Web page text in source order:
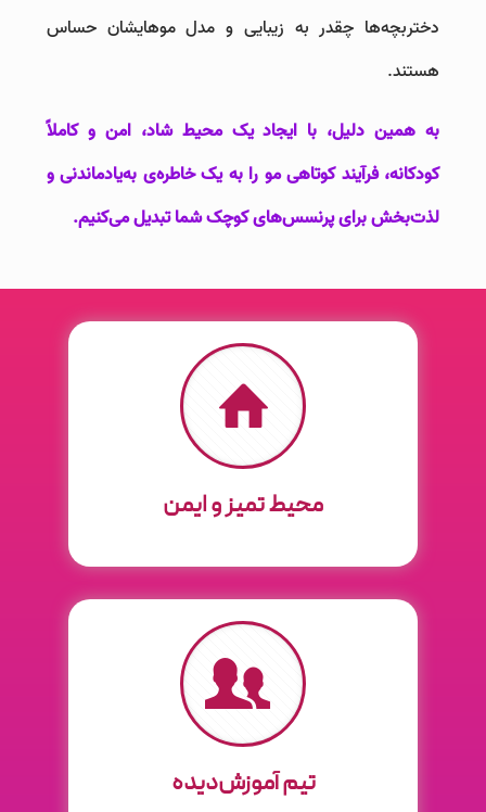
دختربچه‌ها چقدر به زیبایی و مدل موهایشان حساس
هستند.
به همین دلیل، با ایجاد یک محیط شاد، امن و کاملاً
کودکانه، فرآیند کوتاهی مو را به یک خاطره‌ی به‌یادماندنی و
لذت‌بخش برای پرنسس‌های کوچک شما تبدیل می‌کنیم.
محیط تمیز و ایمن
تیم آموزش‌دیده